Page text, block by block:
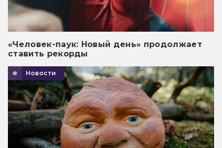
«Человек-паук: Новый день» продолжает
ставить рекорды
Новости